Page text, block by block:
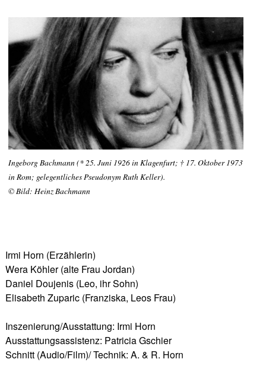
Ingeborg Bachmann (* 25. Juni 1926 in Klagenfurt; † 17. Oktober 1973
in Rom; gelegentliches Pseudonym Ruth Keller).
© Bild: Heinz Bachmann
Irmi Horn (Erzählerin)
Wera Köhler (alte Frau Jordan)
Daniel Doujenis (Leo, ihr Sohn)
Elisabeth Zuparic (Franziska, Leos Frau)
Inszenierung/Ausstattung: Irmi Horn
Ausstattungsassistenz: Patricia Gschier
Schnitt (Audio/Film)/ Technik: A. & R. Horn